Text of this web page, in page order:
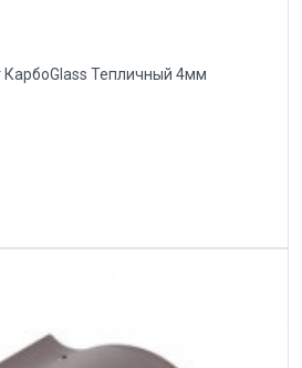
Тепличный 4мм